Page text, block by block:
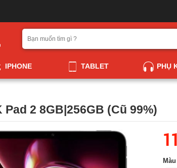
IPHONE TABLET PHỤ
Pad 2 8GB|256GB (Cũ 99%)